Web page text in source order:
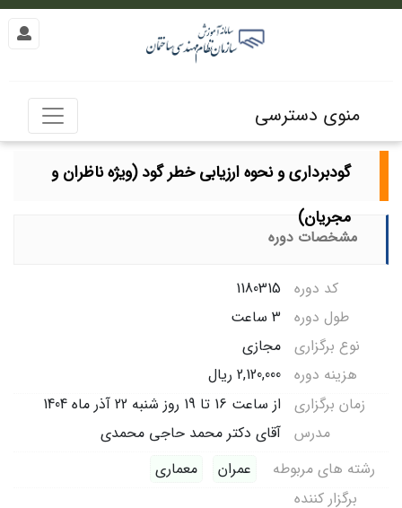
منوی دسترسی
گودبرداری و نحوه ارزیابی خطر گود (ویژه ناظران و
مجریان)
مشخصات دوره
کد دوره
1180315
طول دوره
3 ساعت
نوع برگزاری مجازی
هزینه دوره 2,120,000 ریال
زمان برگزاری
از ساعت 16 تا 19 روز شنبه 22 آذر ماه 1404
مدرس آقای دکتر محمد حاجی محمدی
رشته های مربوطه
عمران
معماری
برگزار کننده